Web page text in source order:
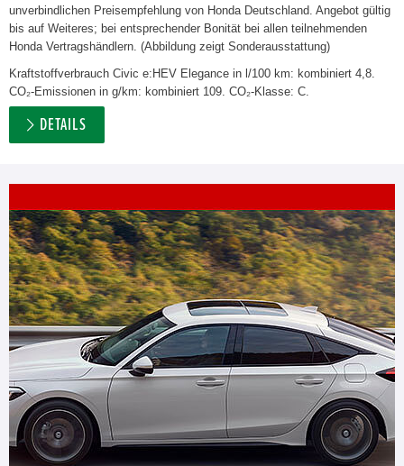
unverbindlichen Preisempfehlung von Honda Deutschland. Angebot gültig
bis auf Weiteres; bei entsprechender Bonität bei allen teilnehmenden
Honda Vertragshändlern. (Abbildung zeigt Sonderausstattung)
Kraftstoffverbrauch Civic e:HEV Elegance in l/100 km: kombiniert 4,8.
CO₂-Emissionen in g/km: kombiniert 109. CO₂-Klasse: C.
DETAILS